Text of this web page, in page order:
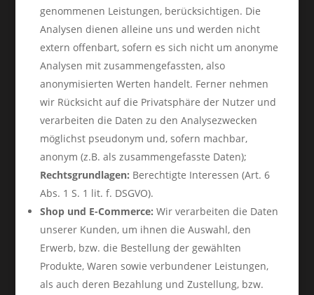
genommenen Leistungen, berücksichtigen. Die
Analysen dienen alleine uns und werden nicht
extern offenbart, sofern es sich nicht um anonyme
Analysen mit zusammengefassten, also
anonymisierten Werten handelt. Ferner nehmen
wir Rücksicht auf die Privatsphäre der Nutzer und
verarbeiten die Daten zu den Analysezwecken
möglichst pseudonym und, sofern machbar,
anonym (z.B. als zusammengefasste Daten);
Rechtsgrundlagen: Berechtigte Interessen (Art. 6
Abs. 1 S. 1 lit. f. DSGVO).
Shop und E-Commerce: Wir verarbeiten die Daten
unserer Kunden, um ihnen die Auswahl, den
Erwerb, bzw. die Bestellung der gewählten
Produkte, Waren sowie verbundener Leistungen,
als auch deren Bezahlung und Zustellung, bzw.